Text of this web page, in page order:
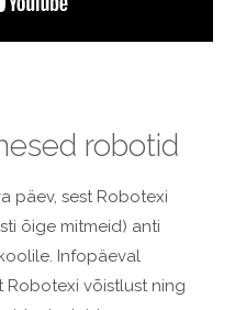
robotid
päev, sest Robotexi
õige mitmeid) anti
Infopäeval
Robotexi võistlust ning